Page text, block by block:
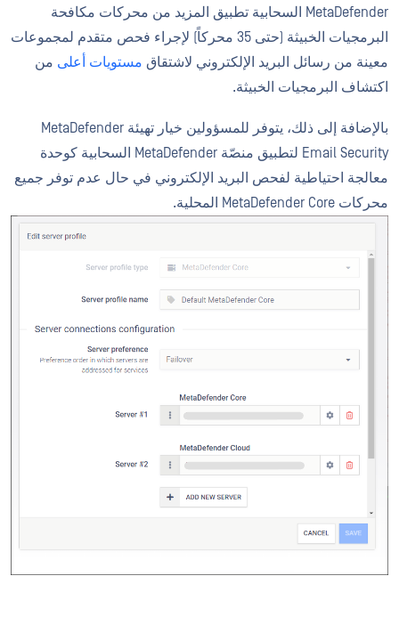
MetaDefender السحابية تطبيق المزيد من محركات مكافحة
البرمجيات الخبيثة (حتى 35 محركاً) لإجراء فحص متقدم لمجموعات
معينة من رسائل البريد الإلكتروني لاشتقاق مستويات أعلى من
اكتشاف البرمجيات الخبيثة.
بالإضافة إلى ذلك، يتوفر للمسؤولين خيار تهيئة MetaDefender
Email Security لتطبيق منصّة MetaDefender السحابية كوحدة
معالجة احتياطية لفحص البريد الإلكتروني في حال عدم توفر جميع
محركات MetaDefender Core المحلية.